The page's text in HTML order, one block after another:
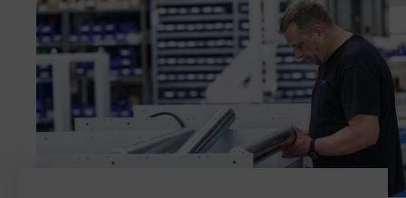
Blog
Kontakt
+49 2747 9235-0
info@wezek.de